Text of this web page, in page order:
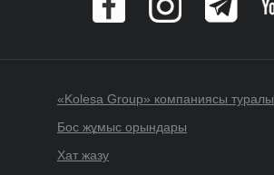
«Kolesa Group» компаниясы туралы
Бос жұмыс орындары
Хат жазу